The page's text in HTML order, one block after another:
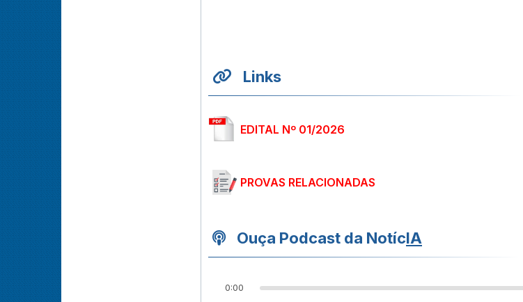
Links
EDITAL Nº 01/2026
PROVAS RELACIONADAS
Ouça Podcast da NotícIA
0:00